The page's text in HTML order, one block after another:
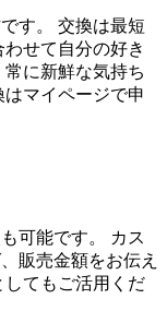
す。 交換は最短
せて自分の好き
に新鮮な気持ち
マイページで申
可能です。 カス
販売金額をお伝え
してもご活用くだ